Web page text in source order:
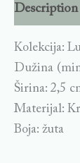
Description
Kolekcija:
Dužina
Širina: 2,5
Materijal:
Boja: žuta